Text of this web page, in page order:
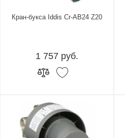
Кран-букса Iddis Cr-AB24 Z20
1 757 руб.